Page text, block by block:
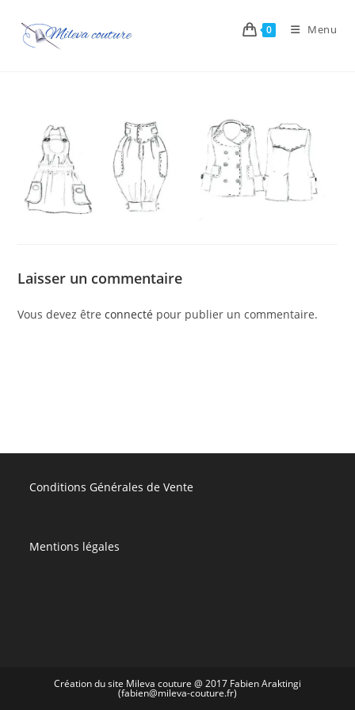
content
0 Menu
Laisser un commentaire
Vous devez êtreconnecté pour publier un commentaire.
Conditions Générales de Vente
Mentions légales
Création du site Mileva couture @ 2017 Fabien Araktingi
(fabien@mileva-couture.fr)